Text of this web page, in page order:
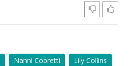
Nanni Cobretti
Lily Collins